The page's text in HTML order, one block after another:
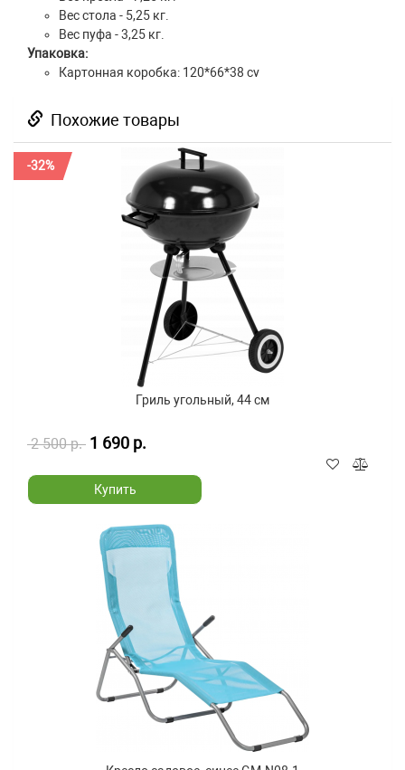
Вес стола - 5,25 кг.
Вес пуфа - 3,25 кг.
Упаковка:
Картонная коробка: 120*66*38 cv
Похожие товары
-32%
Гриль угольный, 44 см
2 500 р. 1 690 р.
Купить